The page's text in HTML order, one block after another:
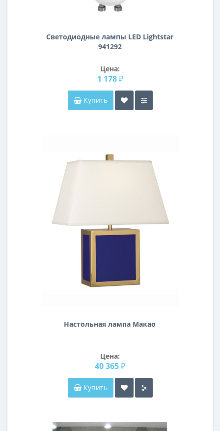
Светодиодные лампы LED Lightstar
941292
Цена:
1 178 ₽
Купить
Настольная лампа Макао
Цена:
40 365 ₽
Купить